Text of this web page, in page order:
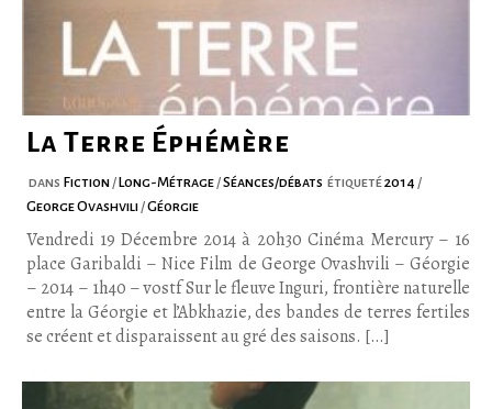
La Terre Éphémère
dans Fiction/ Long-Métrage/Séances/débats étiqueté2014/
George Ovashvili/Géorgie
Vendredi 19 Décembre 2014 à 20h30 Cinéma Mercury – 16
place Garibaldi – Nice Film de George Ovashvili – Géorgie
– 2014 – 1h40 – vostf Sur le fleuve Inguri, frontière naturelle
entre la Géorgie et l’Abkhazie, des bandes de terres fertiles
se créent et disparaissent au gré des saisons. […]